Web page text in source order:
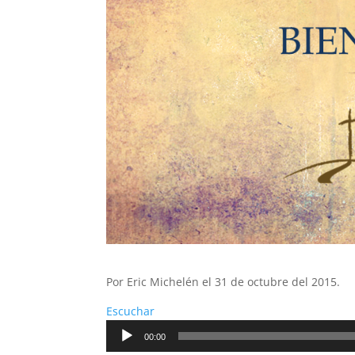
Por Eric Michelén el 31 de octubre del 2015.
Escuchar
Reproductor
00:00